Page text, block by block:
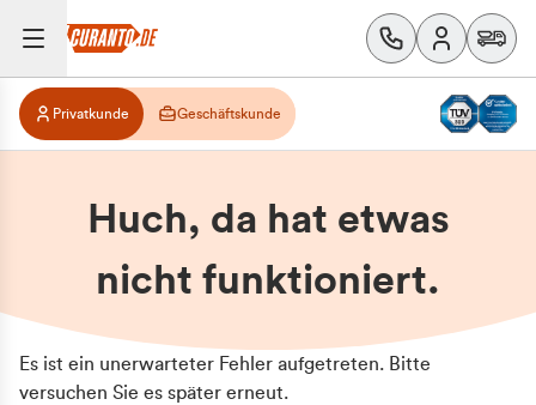
Privatkunde Geschäftskunde
Huch, da hat etwas
nicht funktioniert.
Es ist ein unerwarteter Fehler aufgetreten. Bitte
versuchen Sie es später erneut.